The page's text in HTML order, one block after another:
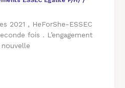
2021 , HeForShe-ESSEC
fois . L’engagement